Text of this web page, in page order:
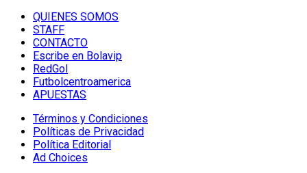
QUIENES SOMOS
STAFF
CONTACTO
Escribe en Bolavip
RedGol
Futbolcentroamerica
APUESTAS
Términos y Condiciones
Políticas de Privacidad
Política Editorial
Ad Choices